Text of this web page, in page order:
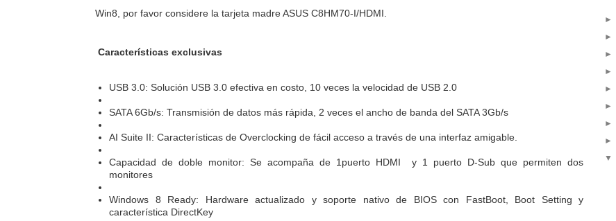
Win8, por favor considere la tarjeta madre ASUS C8HM70-I/HDMI.
Características exclusivas
USB 3.0: Solución USB 3.0 efectiva en costo, 10 veces la velocidad de USB 2.0
SATA 6Gb/s: Transmisión de datos más rápida, 2 veces el ancho de banda del SATA 3Gb/s
AI Suite II: Características de Overclocking de fácil acceso a través de una interfaz amigable.
Capacidad de doble monitor:Se acompaña de 1puerto HDMI y 1 puerto D-Sub que permiten dos
monitores
Windows 8 Ready: Hardware actualizado y soporte nativo de BIOS con FastBoot, Boot Setting y
característica DirectKey